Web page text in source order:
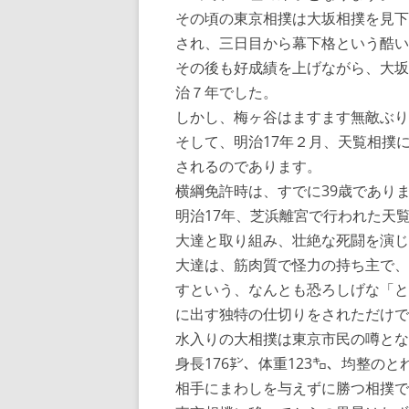
その頃の東京相撲は大坂相撲を見
され、三日目から幕下格という酷
その後も好成績を上げながら、大
治７年でした。
しかし、梅ヶ谷はますます無敵ぶ
そして、明治17年２月、天覧相撲
されるのであります。
横綱免許時は、すでに39歳であり
明治17年、芝浜離宮で行われた天
大達と取り組み、壮絶な死闘を演
大達は、筋肉質で怪力の持ち主で
すという、なんとも恐ろしげな「
に出す独特の仕切りをされただけ
水入りの大相撲は東京市民の噂と
身長176㌢、体重123㌔、均整のと
相手にまわしを与えずに勝つ相撲